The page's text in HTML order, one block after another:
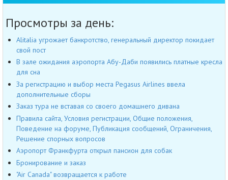
Просмотры за день:
Alitalia угрожает банкротство, генеральный директор покидает
свой пост
В зале ожидания аэропорта Абу-Даби появились платные кресла
для сна
За регистрацию и выбор места Pegasus Airlines ввела
дополнительные сборы
Заказ тура не вставая со своего домашнего дивана
Правила сайта, Условия регистрации, Общие положения,
Поведение на форуме, Публикация сообщений, Ограничения,
Решение спорных вопросов
Аэропорт Франкфурта открыл пансион для собак
Бронирование и заказ
"Air Canada" возвращается к работе